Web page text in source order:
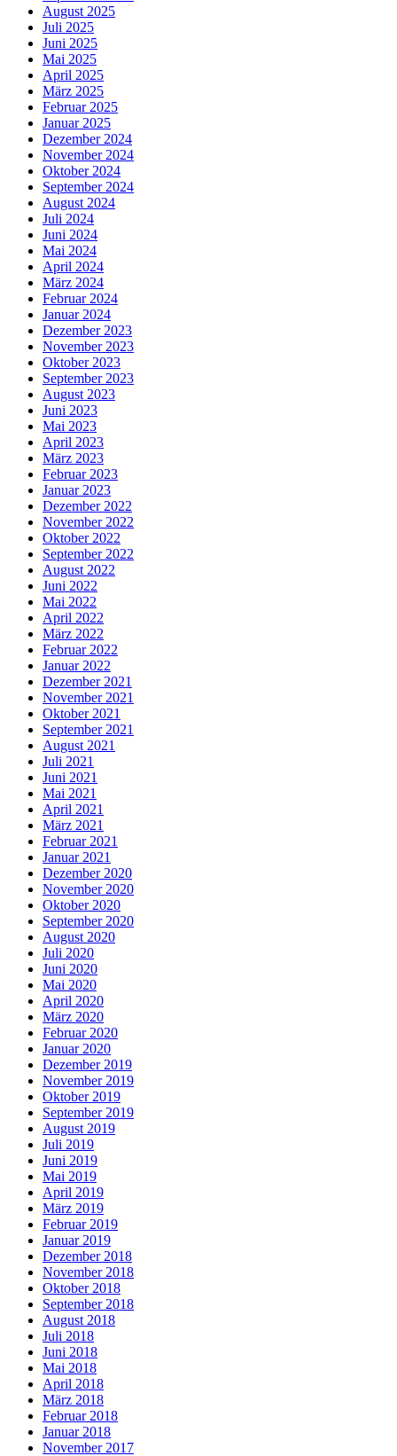
August 2025
Juli 2025
Juni 2025
Mai 2025
April 2025
März 2025
Februar 2025
Januar 2025
Dezember 2024
November 2024
Oktober 2024
September 2024
August 2024
Juli 2024
Juni 2024
Mai 2024
April 2024
März 2024
Februar 2024
Januar 2024
Dezember 2023
November 2023
Oktober 2023
September 2023
August 2023
Juni 2023
Mai 2023
April 2023
März 2023
Februar 2023
Januar 2023
Dezember 2022
November 2022
Oktober 2022
September 2022
August 2022
Juni 2022
Mai 2022
April 2022
März 2022
Februar 2022
Januar 2022
Dezember 2021
November 2021
Oktober 2021
September 2021
August 2021
Juli 2021
Juni 2021
Mai 2021
April 2021
März 2021
Februar 2021
Januar 2021
Dezember 2020
November 2020
Oktober 2020
September 2020
August 2020
Juli 2020
Juni 2020
Mai 2020
April 2020
März 2020
Februar 2020
Januar 2020
Dezember 2019
November 2019
Oktober 2019
September 2019
August 2019
Juli 2019
Juni 2019
Mai 2019
April 2019
März 2019
Februar 2019
Januar 2019
Dezember 2018
November 2018
Oktober 2018
September 2018
August 2018
Juli 2018
Juni 2018
Mai 2018
April 2018
März 2018
Februar 2018
Januar 2018
November 2017